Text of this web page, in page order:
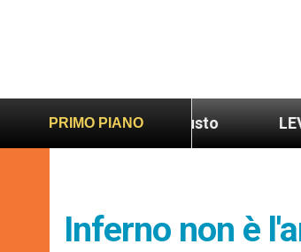
PRIMO PIANO
più sano e giusto LEV: “Papa
Inferno non è